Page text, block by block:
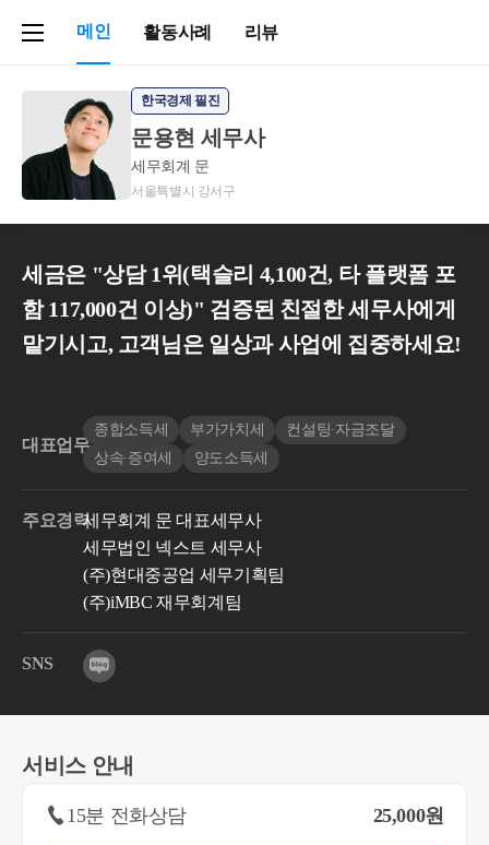
메인 활동사례 리뷰
한국경제 필진
문용현 세무사
세무회계 문
서울특별시 강서구
세금은 "상담 1위(택슬리 4,100건, 타 플랫폼 포
함 117,000건 이상)" 검증된 친절한 세무사에게
맡기시고, 고객님은 일상과 사업에 집중하세요!
대표업무
종합소득세 부가가치세
컨설팅∙자금조달
상속∙증여세
양도소득세
주요경력세무회계 문 대표세무사
세무법인 넥스트 세무사
(주)현대중공업 세무기획팀
(주)iMBC 재무회계팀
SNS
서비스 안내
15분 전화상담 25,000원